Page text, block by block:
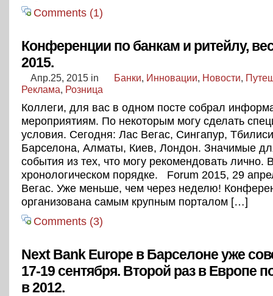
Comments (1)
Конференции по банкам и ритейлу,
2015.
Апр.25, 2015 in Банки, Инновации, Новости,
Реклама, Розница
Коллеги, для вас в одном посте собрал
мероприятиям. По некоторым могу сделать
условия. Сегодня: Лас Вегас, Сингапур,
Барселона, Алматы, Киев, Лондон. Значимые
события из тех, что могу рекомендовать лично.
хронологическом порядке. Forum 2015, 29
Вегас. Уже меньше, чем через неделю!
организована самым крупным порталом […]
Comments (3)
Next Bank Europe в Барселоне уже
17-19 сентября. Второй раз в Европе
в 2012.